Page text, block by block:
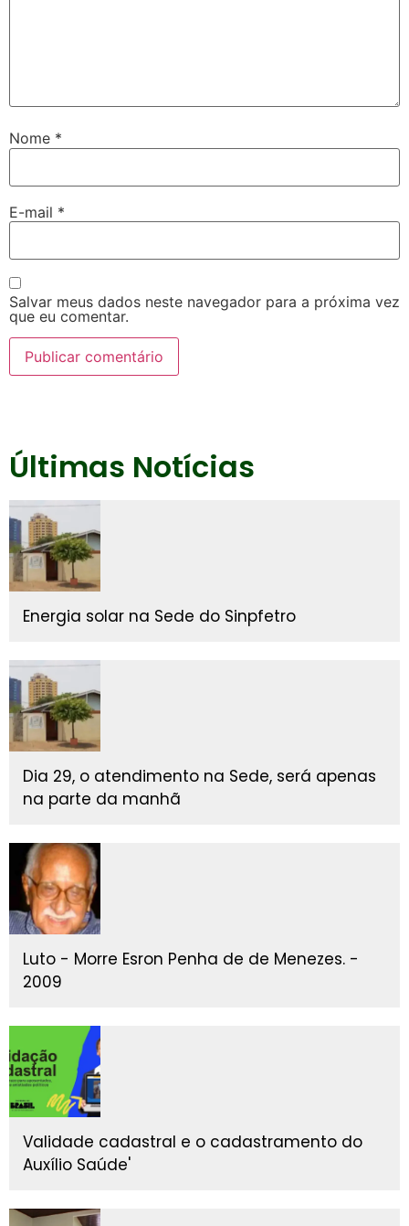
Nome *
E-mail *
Salvar meus dados neste navegador para a próxima vez
que eu comentar.
Últimas Notícias
Energia solar na Sede do Sinpfetro
Dia 29, o atendimento na Sede, será apenas
na parte da manhã
Luto - Morre Esron Penha de de Menezes. -
2009
Validade cadastral e o cadastramento do
Auxílio Saúde'